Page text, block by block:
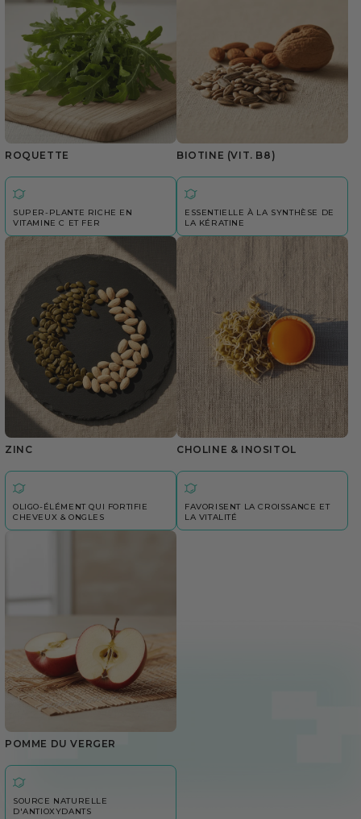
ROQUETTE
SUPER-PLANTE RICHE EN
VITAMINE C ET FER
BIOTINE (VIT. B8)
ESSENTIELLE À LA SYNTHÈSE DE
LA KÉRATINE
ZINC
OLIGO-ÉLÉMENT QUI FORTIFIE
CHEVEUX & ONGLES
CHOLINE & INOSITOL
FAVORISENT LA CROISSANCE ET
LA VITALITÉ
POMME DU VERGER
SOURCE NATURELLE
D'ANTIOXYDANTS